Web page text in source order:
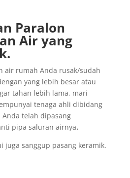
Paralon
Air yang
.
air rumah Anda rusak/sudah
yang lebih besar atau
tahan lebih lama, mari
tenaga ahli dibidang
telah dipasang
pipa saluran airnya.
juga sanggup pasang keramik.